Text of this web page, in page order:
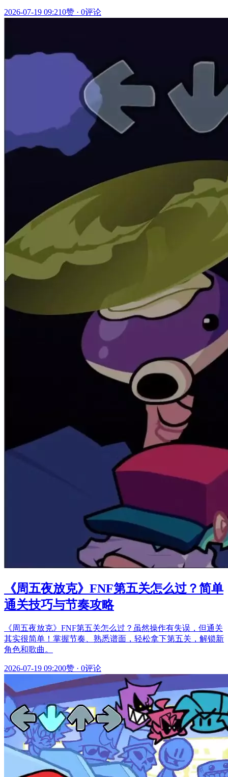
2026-07-19 09:210赞 · 0评论
《周五夜放克》FNF第五关怎么过？简单
通关技巧与节奏攻略
《周五夜放克》FNF第五关怎么过？虽然操作有失误，但通关
其实很简单！掌握节奏、熟悉谱面，轻松拿下第五关，解锁新
角色和歌曲。
2026-07-19 09:200赞 · 0评论